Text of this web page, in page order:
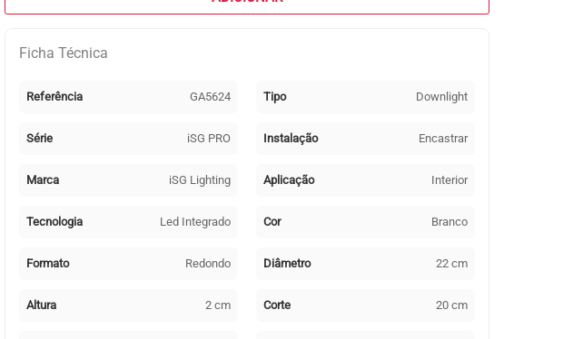
LED
Encastrar
CCT
Redondo
iSG
Branco
Ficha Técnica
Referência GA5624 Tipo Downlight
Série iSG PRO Instalação Encastrar
Marca iSG Lighting Aplicação Interior
Tecnologia Led Integrado Cor Branco
Formato Redondo Diâmetro 22 cm
Altura 2 cm Corte 20 cm